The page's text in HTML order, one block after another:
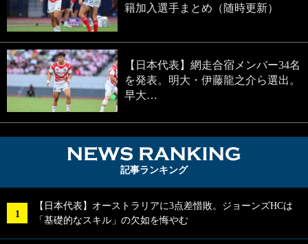
籍加入選手まとめ（随時更新）
【日本代表】網走合宿メンバー34名
を発表。明大・伊藤龍之介ら選出。
早大…
記事ランキング
【日本代表】オーストラリアに3点差惜敗。ジョーンズHCは
「基礎的なスキル」の欠如を悔やむ